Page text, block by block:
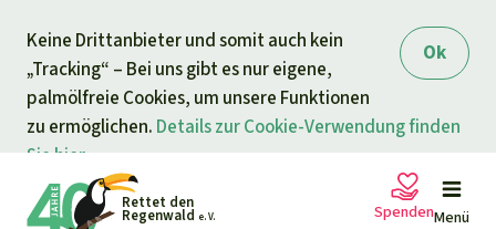
Ok
Keine Drittanbieter und somit auch kein
„Tracking“ – Bei uns gibt es nur eigene,
palmölfreie Cookies, um unsere Funktionen
zu ermöglichen. Details zur Cookie-Verwendung finden
Sie hier.
springen
Rettet den
Regenwald e. V. Menü
Spenden